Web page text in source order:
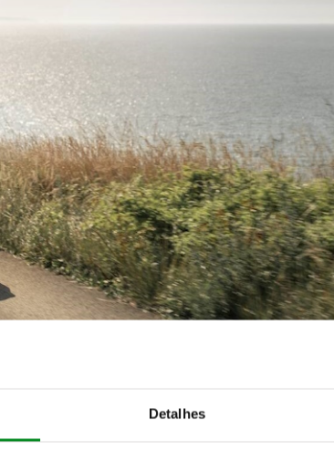
Detalhes
brilhante.
mais vincadas, juntamente com um novo